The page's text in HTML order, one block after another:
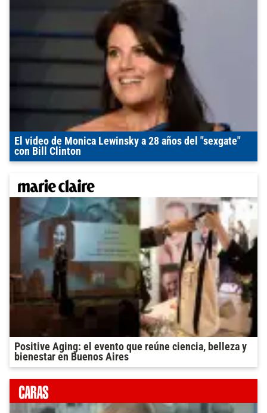
El video de Monica Lewinsky a 28 años del "sexgate"
con Bill Clinton
Positive Aging: el evento que reúne ciencia, belleza y
bienestar en Buenos Aires